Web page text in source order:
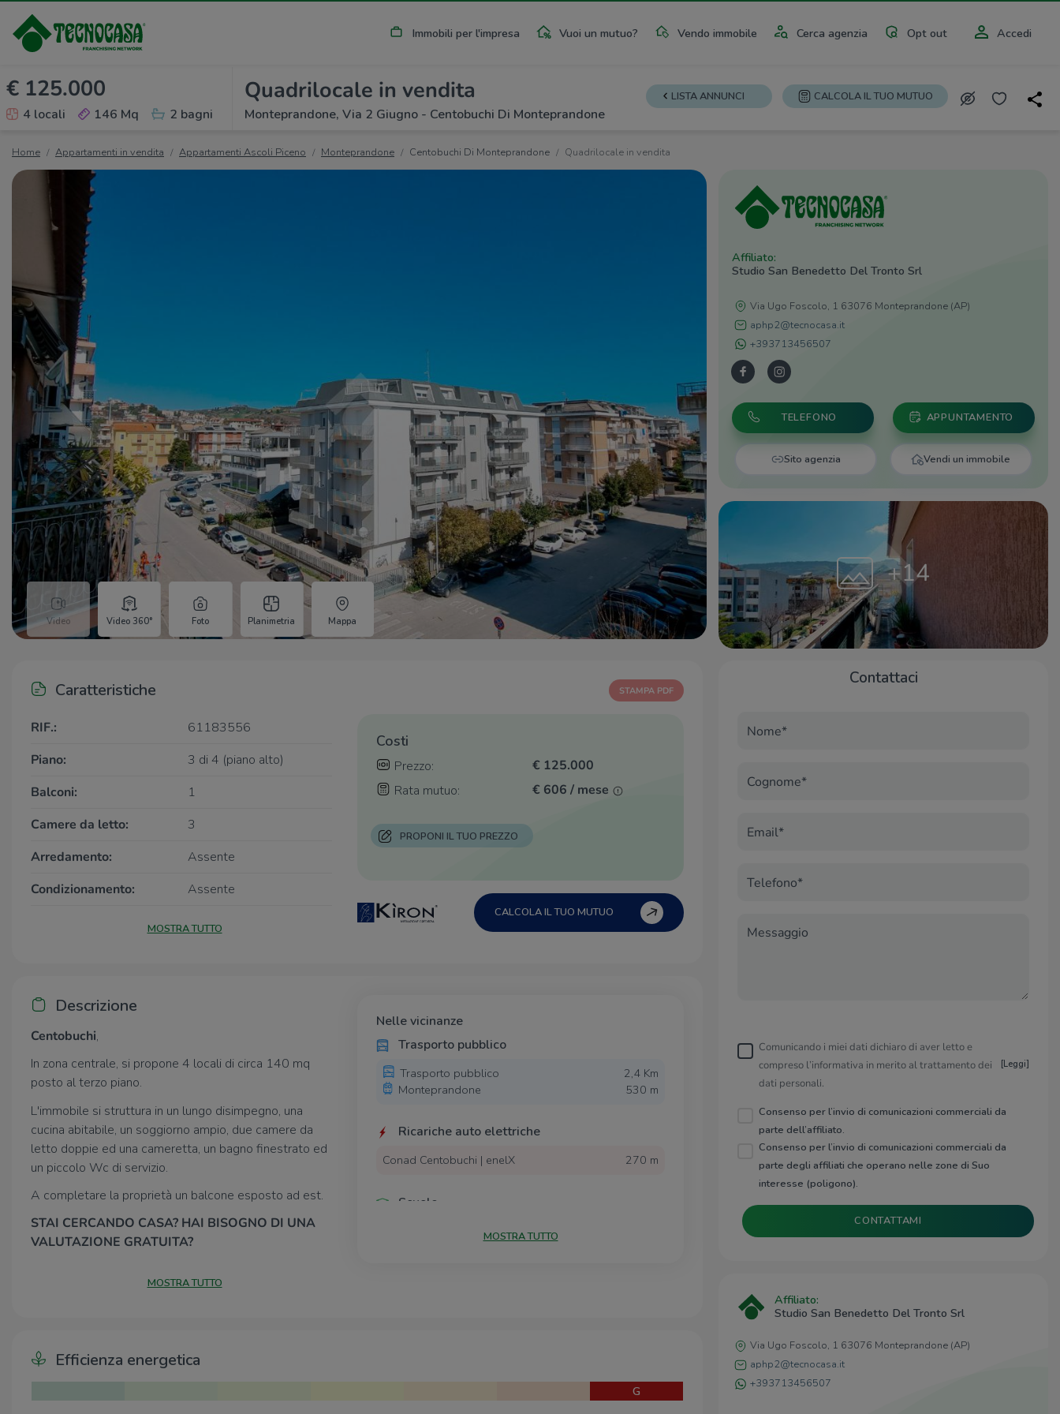
Immobili per l'impresa Vuoi un mutuo? Vendo immobile Cerca agenzia Opt out Accedi
€ 125.000
4 locali 146 Mq 2 bagni
Quadrilocale in vendita
Monteprandone, Via 2 Giugno - Centobuchi Di Monteprandone
LISTA ANNUNCI CALCOLA IL TUO MUTUO
Home Appartamenti in vendita Appartamenti Ascoli Piceno Monteprandone Centobuchi Di Monteprandone Quadrilocale in vendita
Video Video 360° Foto Planimetria Mappa
Affiliato:
Studio San Benedetto Del Tronto Srl
Via Ugo Foscolo, 1 63076 Monteprandone (AP)
aphp2@tecnocasa.it
+393713456507
TELEFONO APPUNTAMENTO
Sito agenzia Vendi un immobile
+14
Caratteristiche
RIF.:
61183556
Piano:
3 di 4 (piano alto)
Balconi:
1
Camere da letto:
3
Arredamento:
Assente
Condizionamento:
Assente
MOSTRA TUTTO
STAMPA PDF
Costi
Prezzo:
€ 125.000
Rata mutuo:
€ 606 / mese
PROPONI IL TUO PREZZO
CALCOLA IL TUO MUTUO
Descrizione
Centobuchi,
In zona centrale, si propone 4 locali di circa 140 mq
posto al terzo piano.
L'immobile si struttura in un lungo disimpegno, una
cucina abitabile, un soggiorno ampio, due camere da
letto doppie ed una cameretta, un bagno finestrato ed
un piccolo Wc di servizio.
A completare la proprietà un balcone esposto ad est.
STAI CERCANDO CASA? HAI BISOGNO DI UNA
VALUTAZIONE GRATUITA?
che troverai di lato in questo
di contattarti più velocemente ed accompagnarti
nella ricerca della tua casa ideale.
Per ulteriori informazioni contattataci al
MOSTRA TUTTO
Nelle vicinanze
Trasporto pubblico
Trasporto pubblico
2,4 Km
Monteprandone
530 m
Ricariche auto elettriche
Conad Centobuchi | enelX 270 m
Scuole
Scuola Primaria Monteprandone
360 m
MOSTRA TUTTO
Efficienza energetica
G
Contattaci
Nome*
Cognome*
Email*
Telefono*
Messaggio
Comunicando i miei dati dichiaro di aver letto e
compreso l’informativa in merito al trattamento dei
dati personali.
[Leggi]
Consenso per l’invio di comunicazioni commerciali da
parte dell’affiliato.
Consenso per l’invio di comunicazioni commerciali da
parte degli affiliati che operano nelle zone di Suo
interesse (poligono).
CONTATTAMI
Affiliato:
Studio San Benedetto Del Tronto Srl
Via Ugo Foscolo, 1 63076 Monteprandone (AP)
aphp2@tecnocasa.it
+393713456507